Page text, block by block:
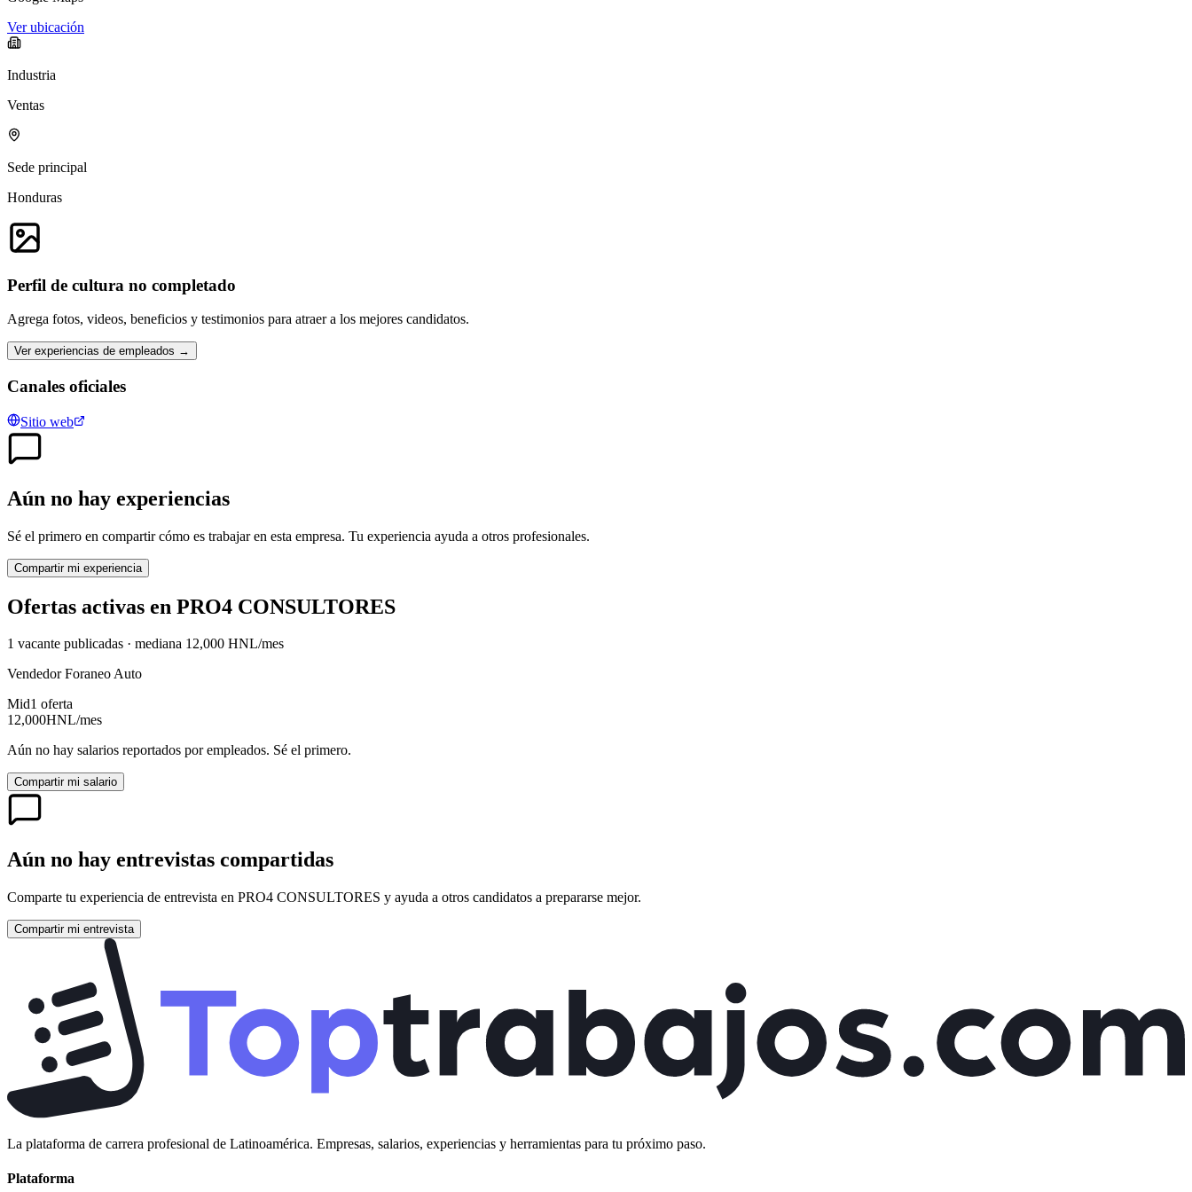
Ver ubicación
Industria
Ventas
Sede principal
Honduras
Perfil de cultura no completado
Agrega fotos, videos, beneficios y testimonios para atraer a los mejores candidatos.
Ver experiencias de empleados →
Canales oficiales
Sitio web
Aún no hay experiencias
Sé el primero en compartir cómo es trabajar en esta empresa. Tu experiencia ayuda a otros profesionales.
Compartir mi experiencia
Ofertas activas en PRO4 CONSULTORES
1 vacante publicadas · mediana 12,000 HNL/mes
Vendedor Foraneo Auto
Mid1 oferta
12,000HNL/mes
Aún no hay salarios reportados por empleados. Sé el primero.
Compartir mi salario
Aún no hay entrevistas compartidas
Comparte tu experiencia de entrevista en PRO4 CONSULTORES y ayuda a otros candidatos a prepararse mejor.
Compartir mi entrevista
La plataforma de carrera profesional de Latinoamérica. Empresas, salarios, experiencias y herramientas para tu próximo paso.
Plataforma